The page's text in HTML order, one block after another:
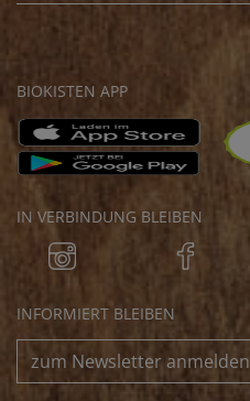
BIOKISTEN APP
IN VERBINDUNG BLEIBEN
INFORMIERT BLEIBEN
zum Newsletter anmelden